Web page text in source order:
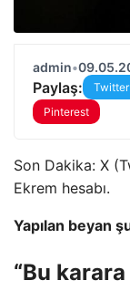
admin•
Paylaş: Twitter
Pinterest
Son Dakika: X
Ekrem hesabı.
Yapılan beyan
“Bu